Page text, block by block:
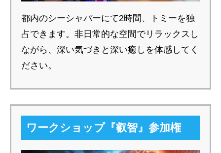
都内のシーシャバーにて2時間、トミーを独
占できます。非日常的な空間でリラックスし
ながら、深い気づきと深い癒しを体感してく
ださい。
ワークショップ『叡智』参加権